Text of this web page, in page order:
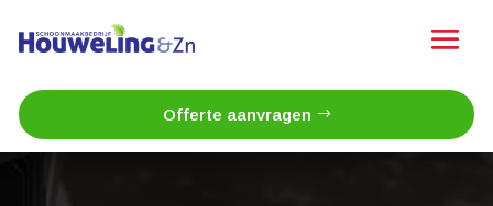
Offerte aanvragen